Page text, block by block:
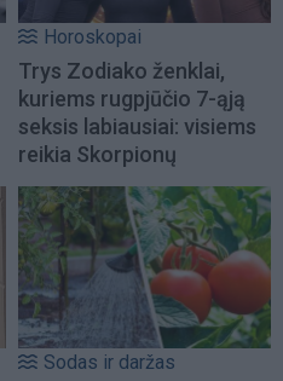
Horoskopai
Trys Zodiako ženklai,
kuriems rugpjūčio 7-ąją
seksis labiausiai: visiems
reikia Skorpionų
Sodas ir daržas